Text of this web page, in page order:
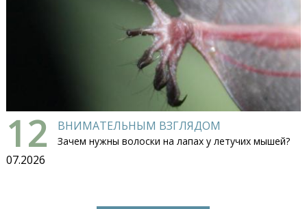
12
07.2026
ВНИМАТЕЛЬНЫМ ВЗГЛЯДОМ
Зачем нужны волоски на лапах у летучих мышей?